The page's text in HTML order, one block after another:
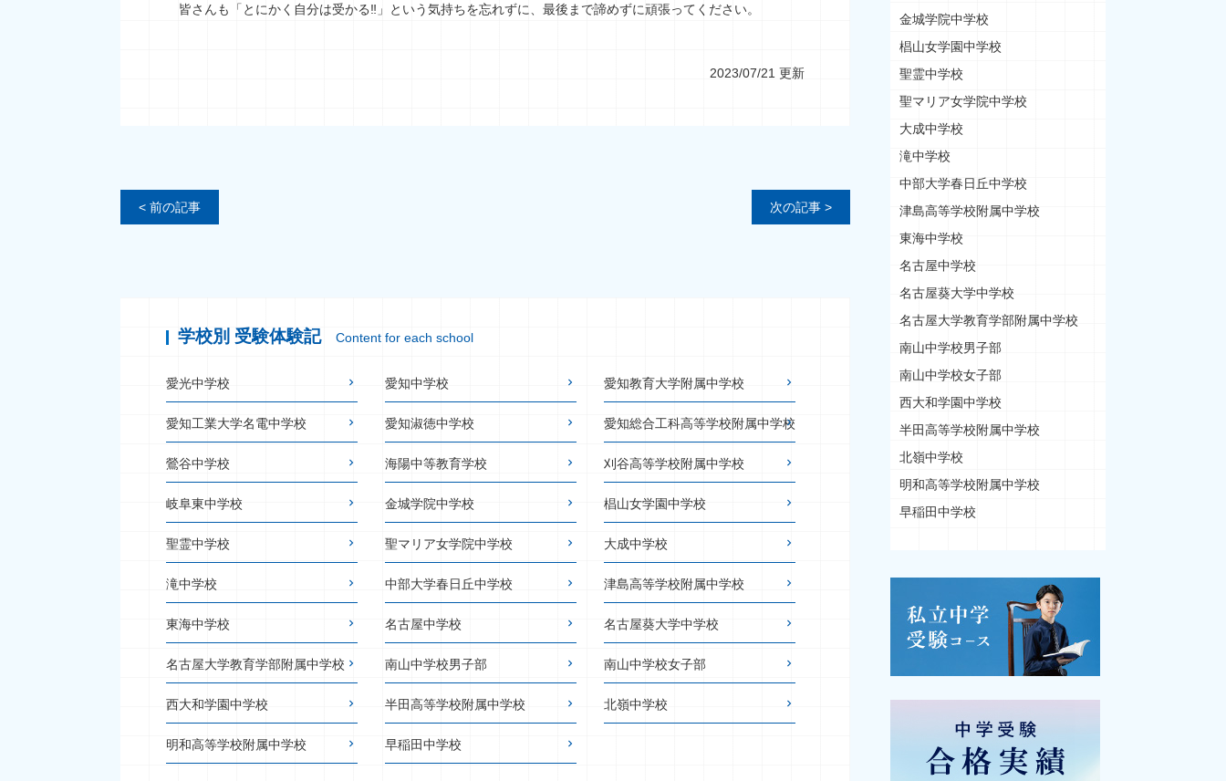
皆さんも「とにかく自分は受かる‼」という気持ちを忘れずに、最後まで諦めずに頑張ってください。
2023/07/21 更新
< 前の記事 次の記事 >
学校別 受験体験記 Content for each school
愛光中学校 愛知中学校 愛知教育大学附属中学校
愛知工業大学名電中学校 愛知淑徳中学校 愛知総合工科高等学校附属中学校
鶯谷中学校 海陽中等教育学校 刈谷高等学校附属中学校
岐阜東中学校 金城学院中学校 椙山女学園中学校
聖霊中学校 聖マリア女学院中学校 大成中学校
滝中学校 中部大学春日丘中学校 津島高等学校附属中学校
東海中学校 名古屋中学校 名古屋葵大学中学校
名古屋大学教育学部附属中学校 南山中学校男子部 南山中学校女子部
西大和学園中学校 半田高等学校附属中学校 北嶺中学校
明和高等学校附属中学校 早稲田中学校
金城学院中学校
椙山女学園中学校
聖霊中学校
聖マリア女学院中学校
大成中学校
滝中学校
中部大学春日丘中学校
津島高等学校附属中学校
東海中学校
名古屋中学校
名古屋葵大学中学校
名古屋大学教育学部附属中学校
南山中学校男子部
南山中学校女子部
西大和学園中学校
半田高等学校附属中学校
北嶺中学校
明和高等学校附属中学校
早稲田中学校